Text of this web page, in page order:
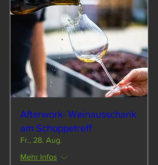
Afterwork- Weinausschank
am Schoppetreff
Fr., 28. Aug.
Mehr Infos